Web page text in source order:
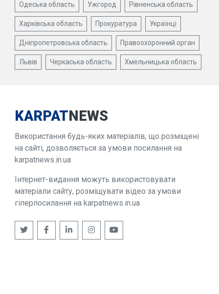
Одеська область Ужгород Рівненська область
Харківська область Прокуратура Українці
Дніпропетровська область Правоохоронний орган
Львів Черкаська область Хмельницька область
KARPATNEWS
Використання будь-яких матеріалів, що розміщені
на сайті, дозволяється за умови посилання на
karpatnews.in.ua
Інтернет-видання можуть використовувати
матеріали сайту, розміщувати відео за умови
гіперпосилання на karpatnews.in.ua